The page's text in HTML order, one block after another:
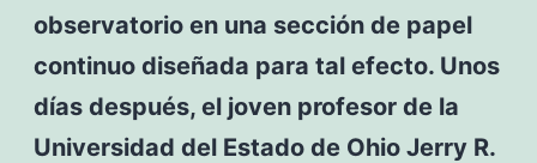
observatorio en una sección de papel
continuo diseñada para tal efecto. Unos
días después, el joven profesor de la
Universidad del Estado de Ohio Jerry R.